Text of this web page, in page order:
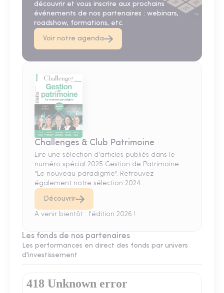
découvrir et vous inscrire aux prochains
événements de nos partenaires : webinars,
roadshow, formations, etc.
Voir notre agenda
Challenges & Club Patrimoine
Lire une sélection d'articles publiés dans le
numéro spécial 2025 Gestion de Patrimoine
"Le nouveau paradigme". Retrouvez
également notre sélection 2024.
Découvrir
A venir bientôt : l'édition 2026 !
Les fonds de nos partenaires
Les performances en direct des fonds par univers
d'investissement